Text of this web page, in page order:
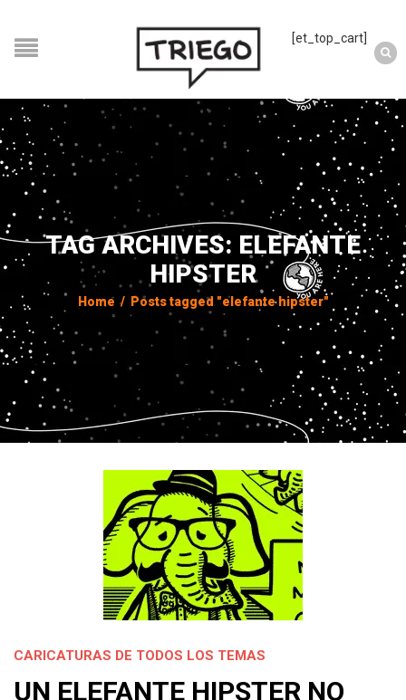
[et_top_cart]
TAG ARCHIVES: ELEFANTE
HIPSTER
Home / Posts tagged "elefante hipster"
CARICATURAS DE TODOS LOS TEMAS
UN ELEFANTE HIPSTER NO